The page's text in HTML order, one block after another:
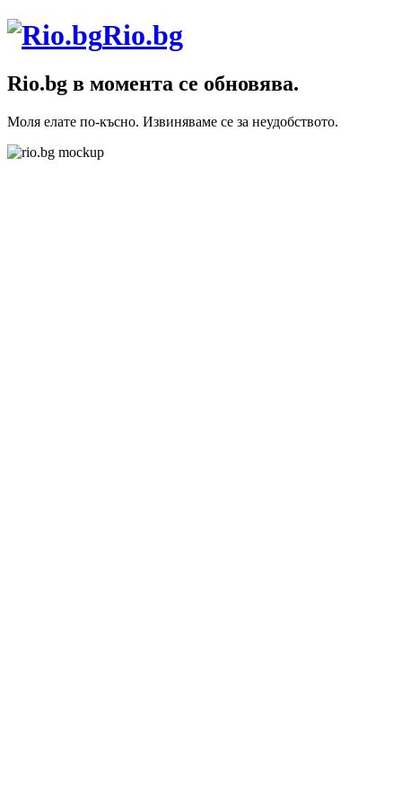
Rio.bg
Rio.bg в момента се обновява.
Моля елате по-късно. Извиняваме се за неудобството.